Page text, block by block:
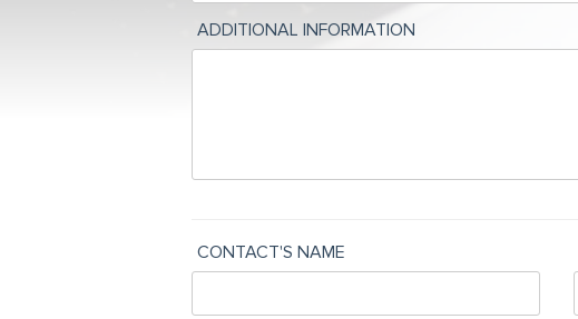
ADDITIONAL INFORMATION
CONTACT'S NAME